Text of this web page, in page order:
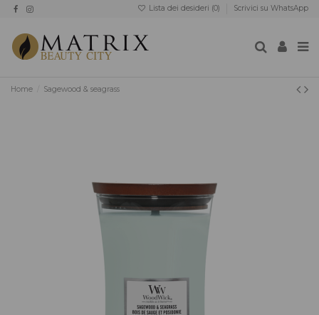
Lista dei desideri (0) Scrivici su WhatsApp
Home Sagewood & seagrass